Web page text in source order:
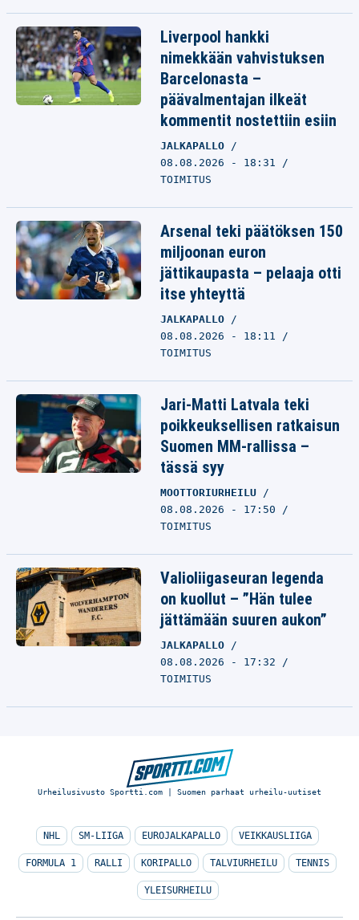
Liverpool hankki
nimekkään vahvistuksen
Barcelonasta –
päävalmentajan ilkeät
kommentit nostettiin esiin
JALKAPALLO
08.08.2026 - 18:31
TOIMITUS
Arsenal teki päätöksen 150
miljoonan euron
jättikaupasta – pelaaja otti
itse yhteyttä
JALKAPALLO
08.08.2026 - 18:11
TOIMITUS
Jari-Matti Latvala teki
poikkeuksellisen ratkaisun
Suomen MM-rallissa –
tässä syy
MOOTTORIURHEILU
08.08.2026 - 17:50
TOIMITUS
Valioliigaseuran legenda
on kuollut – ”Hän tulee
jättämään suuren aukon”
JALKAPALLO
08.08.2026 - 17:32
TOIMITUS
Urheilusivusto Sportti.com | Suomen parhaat urheilu-uutiset
NHL SM-LIIGA EUROJALKAPALLO VEIKKAUSLIIGA
FORMULA 1 RALLI KORIPALLO TALVIURHEILU TENNIS
YLEISURHEILU